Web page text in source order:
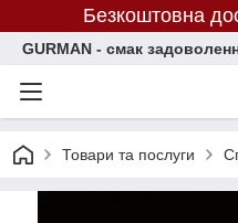
Безкоштовна
GURMAN - смак
Товари та послуги